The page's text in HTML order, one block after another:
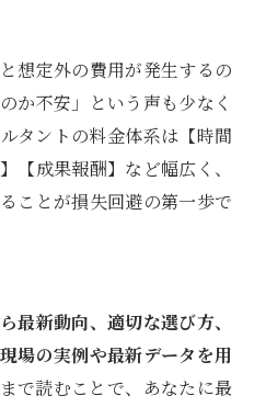
想定外の費用が発生するの
か不安」という声も少なく
タントの料金体系は【時間
【成果報酬】など幅広く、
ことが損失回避の第一歩で
最新動向、適切な選び方、
場の実例や最新データを用
で読むことで、あなたに最